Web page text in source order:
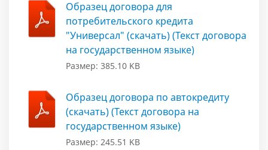
Образец договора для
потребительского кредита
"Универсал" (скачать) (Текст договора
на государственном языке)
Размер: 385.10 KB
Образец договора по автокредиту
(скачать) (Текст договора на
государственном языке)
Размер: 245.51 KB